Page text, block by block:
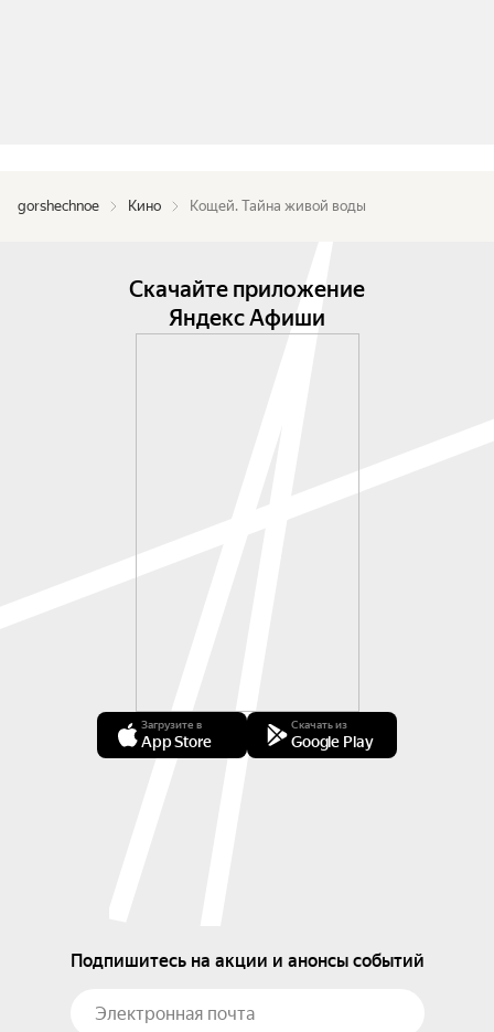
gorshechnoe Кино Кощей. Тайна живой воды
Скачайте приложение
Яндекс Афиши
Загрузите в
App Store
Скачать из
Google Play
Подпишитесь на акции и анонсы событий